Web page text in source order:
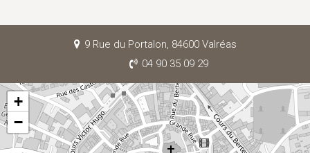
9 Rue du Portalon, 84600 Valréas
04 90 35 09 29
+
−